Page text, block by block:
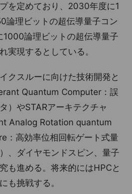
を定めており、2030年度に1
論理ビットの超伝導量子コン
論理ビットの超伝導量子
実現するとしている。
クスルーに向けた技術開発と
Quantum Computer：誤
）やSTARアーキテクチャ
Analog Rotation quantum
高効率位相回転ゲート式量
、ダイヤモンドスピン、量子
も進める。将来的にはHPCと
も挑戦する。